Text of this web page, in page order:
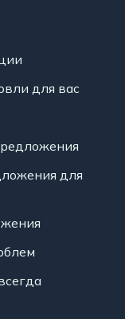
для вас
для